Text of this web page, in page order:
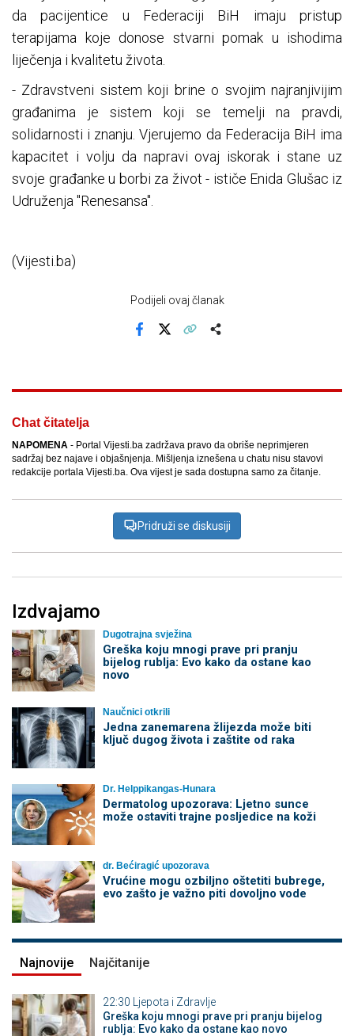
da pacijentice u Federaciji BiH imaju pristup
terapijama koje donose stvarni pomak u ishodima
liječenja i kvalitetu života.
- Zdravstveni sistem koji brine o svojim najranjivijim
građanima je sistem koji se temelji na pravdi,
solidarnosti i znanju. Vjerujemo da Federacija BiH ima
kapacitet i volju da napravi ovaj iskorak i stane uz
svoje građanke u borbi za život - ističe Enida Glušac iz
Udruženja "Renesansa".
(Vijesti.ba)
Podijeli ovaj članak
Chat čitatelja
NAPOMENA - Portal Vijesti.ba zadržava pravo da obriše neprimjeren
sadržaj bez najave i objašnjenja. Mišljenja iznešena u chatu nisu stavovi
redakcije portala Vijesti.ba. Ova vijest je sada dostupna samo za čitanje.
Pridruži se diskusiji
Izdvajamo
Dugotrajna svježina
Greška koju mnogi prave pri pranju
bijelog rublja: Evo kako da ostane kao
novo
Naučnici otkrili
Jedna zanemarena žlijezda može biti
ključ dugog života i zaštite od raka
Dr. Helppikangas-Hunara
Dermatolog upozorava: Ljetno sunce
može ostaviti trajne posljedice na koži
dr. Bećiragić upozorava
Vrućine mogu ozbiljno oštetiti bubrege,
evo zašto je važno piti dovoljno vode
Najnovije Najčitanije
22:30 Ljepota i Zdravlje
Greška koju mnogi prave pri pranju bijelog
rublja: Evo kako da ostane kao novo